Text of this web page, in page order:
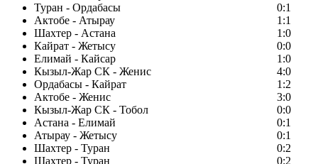
Туран - Ордабасы
0:1
Актобе - Атырау
1:1
Шахтер - Астана
1:0
Кайрат - Жетысу
0:0
Елимай - Кайсар
1:0
Кызыл-Жар СК - Женис
4:0
Ордабасы - Кайрат
1:2
Актобе - Женис
3:0
Кызыл-Жар СК - Тобол
0:0
Астана - Елимай
0:1
Атырау - Жетысу
0:1
Шахтер - Туран
0:2
Шахтер - Туран
0:2